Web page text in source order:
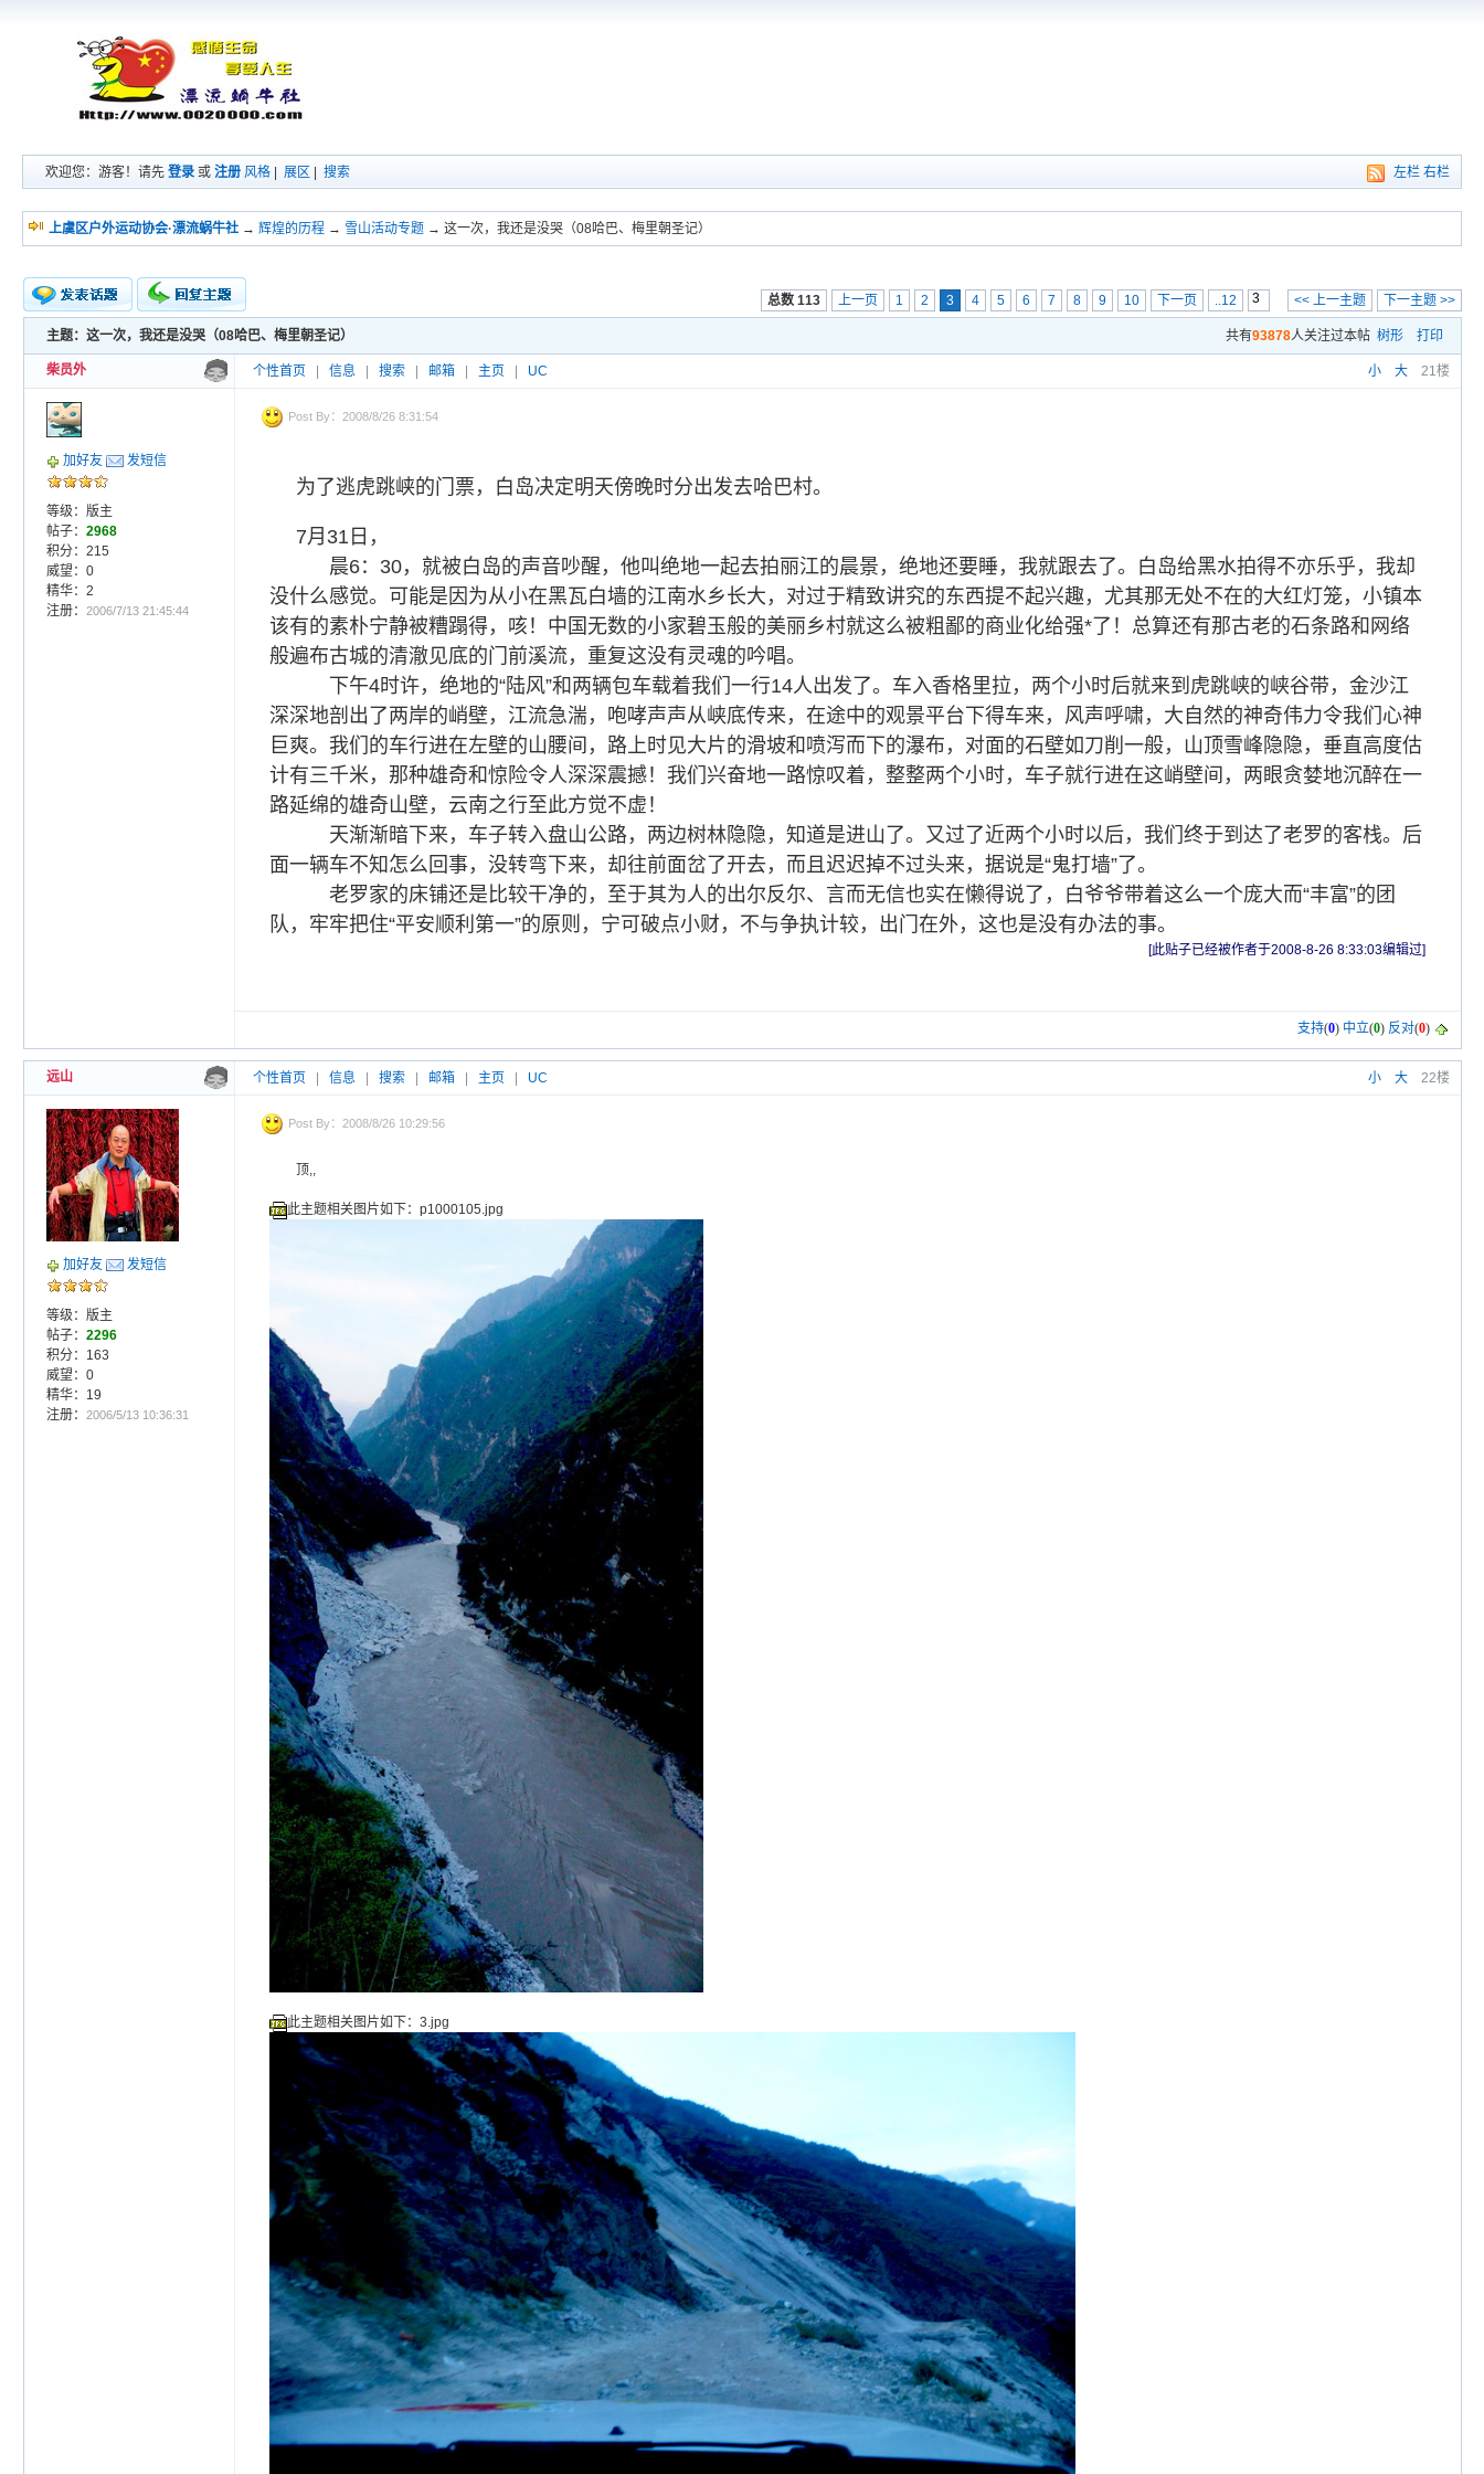
左栏 右栏
欢迎您：游客！请先登录 或注册 风格 |展区 |搜索
上虞区户外运动协会·漂流蜗牛社 →辉煌的历程 → 雪山活动专题 → 这一次，我还是没哭（08哈巴、梅里朝圣记）
新的主题
投票帖
小字报
下一主题 >>
<< 上一主题
总数 113 上一页 1 2 3 4 5 6 7 8 9 10 下一页 ..12
共有93878人关注过本帖 树形 打印
主题：这一次，我还是没哭（08哈巴、梅里朝圣记）
柴员外 小 大 21楼
个性首页 信息 搜索 邮箱 主页 UC
加好友 发短信
等级：版主
帖子： 2968
积分：215
威望：0
精华：2
注册：
2006/7/13 21:45:44
Post By：2008/8/26 8:31:54
为了逃虎跳峡的门票，白岛决定明天傍晚时分出发去哈巴村。
7月31日，
晨6：30，就被白岛的声音吵醒，他叫绝地一起去拍丽江的晨景，绝地还要睡，我就跟去了。白岛给黑水拍得不亦乐乎，我却
没什么感觉。可能是因为从小在黑瓦白墙的江南水乡长大，对过于精致讲究的东西提不起兴趣，尤其那无处不在的大红灯笼，小镇本
该有的素朴宁静被糟蹋得，咳！中国无数的小家碧玉般的美丽乡村就这么被粗鄙的商业化给强*了！总算还有那古老的石条路和网络
般遍布古城的清澈见底的门前溪流，重复这没有灵魂的吟唱。
下午4时许，绝地的“陆风”和两辆包车载着我们一行14人出发了。车入香格里拉，两个小时后就来到虎跳峡的峡谷带，金沙江
深深地剖出了两岸的峭壁，江流急湍，咆哮声声从峡底传来，在途中的观景平台下得车来，风声呼啸，大自然的神奇伟力令我们心神
巨爽。我们的车行进在左壁的山腰间，路上时见大片的滑坡和喷泻而下的瀑布，对面的石壁如刀削一般，山顶雪峰隐隐，垂直高度估
计有三千米，那种雄奇和惊险令人深深震撼！我们兴奋地一路惊叹着，整整两个小时，车子就行进在这峭壁间，两眼贪婪地沉醉在一
路延绵的雄奇山壁，云南之行至此方觉不虚！
天渐渐暗下来，车子转入盘山公路，两边树林隐隐，知道是进山了。又过了近两个小时以后，我们终于到达了老罗的客栈。后
面一辆车不知怎么回事，没转弯下来，却往前面岔了开去，而且迟迟掉不过头来，据说是“鬼打墙”了。
老罗家的床铺还是比较干净的，至于其为人的出尔反尔、言而无信也实在懒得说了，白爷爷带着这么一个庞大而“丰富”的团
队，牢牢把住“平安顺利第一”的原则，宁可破点小财，不与争执计较，出门在外，这也是没有办法的事。
[此贴子已经被作者于2008-8-26 8:33:03编辑过]
支持(0) 中立(0) 反对(0)
远山 小 大 22楼
个性首页 信息 搜索 邮箱 主页 UC
加好友 发短信
等级：版主
帖子： 2296
积分：163
威望：0
精华：19
注册：
2006/5/13 10:36:31
Post By：2008/8/26 10:29:56
顶,,
此主题相关图片如下：p1000105.jpg
此主题相关图片如下：3.jpg